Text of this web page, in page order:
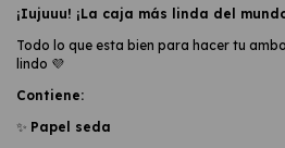
¡Iujuuu! ¡La caja más linda del
Todo lo que esta bien para hacer tu
lindo 💜
Contiene:
✨ Papel seda